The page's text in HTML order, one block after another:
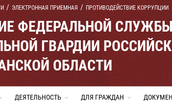
ЭЛЕКТРОННАЯ ПРИЕМНАЯ ПРОТИВОДЕЙСТВИЕ КОРРУПЦИИ
ФЕДЕРАЛЬНОЙ
ГВАРДИИ
ОБЛАСТИ
ДЕЯТЕЛЬНОСТЬ ДЛЯ ГРАЖДАН